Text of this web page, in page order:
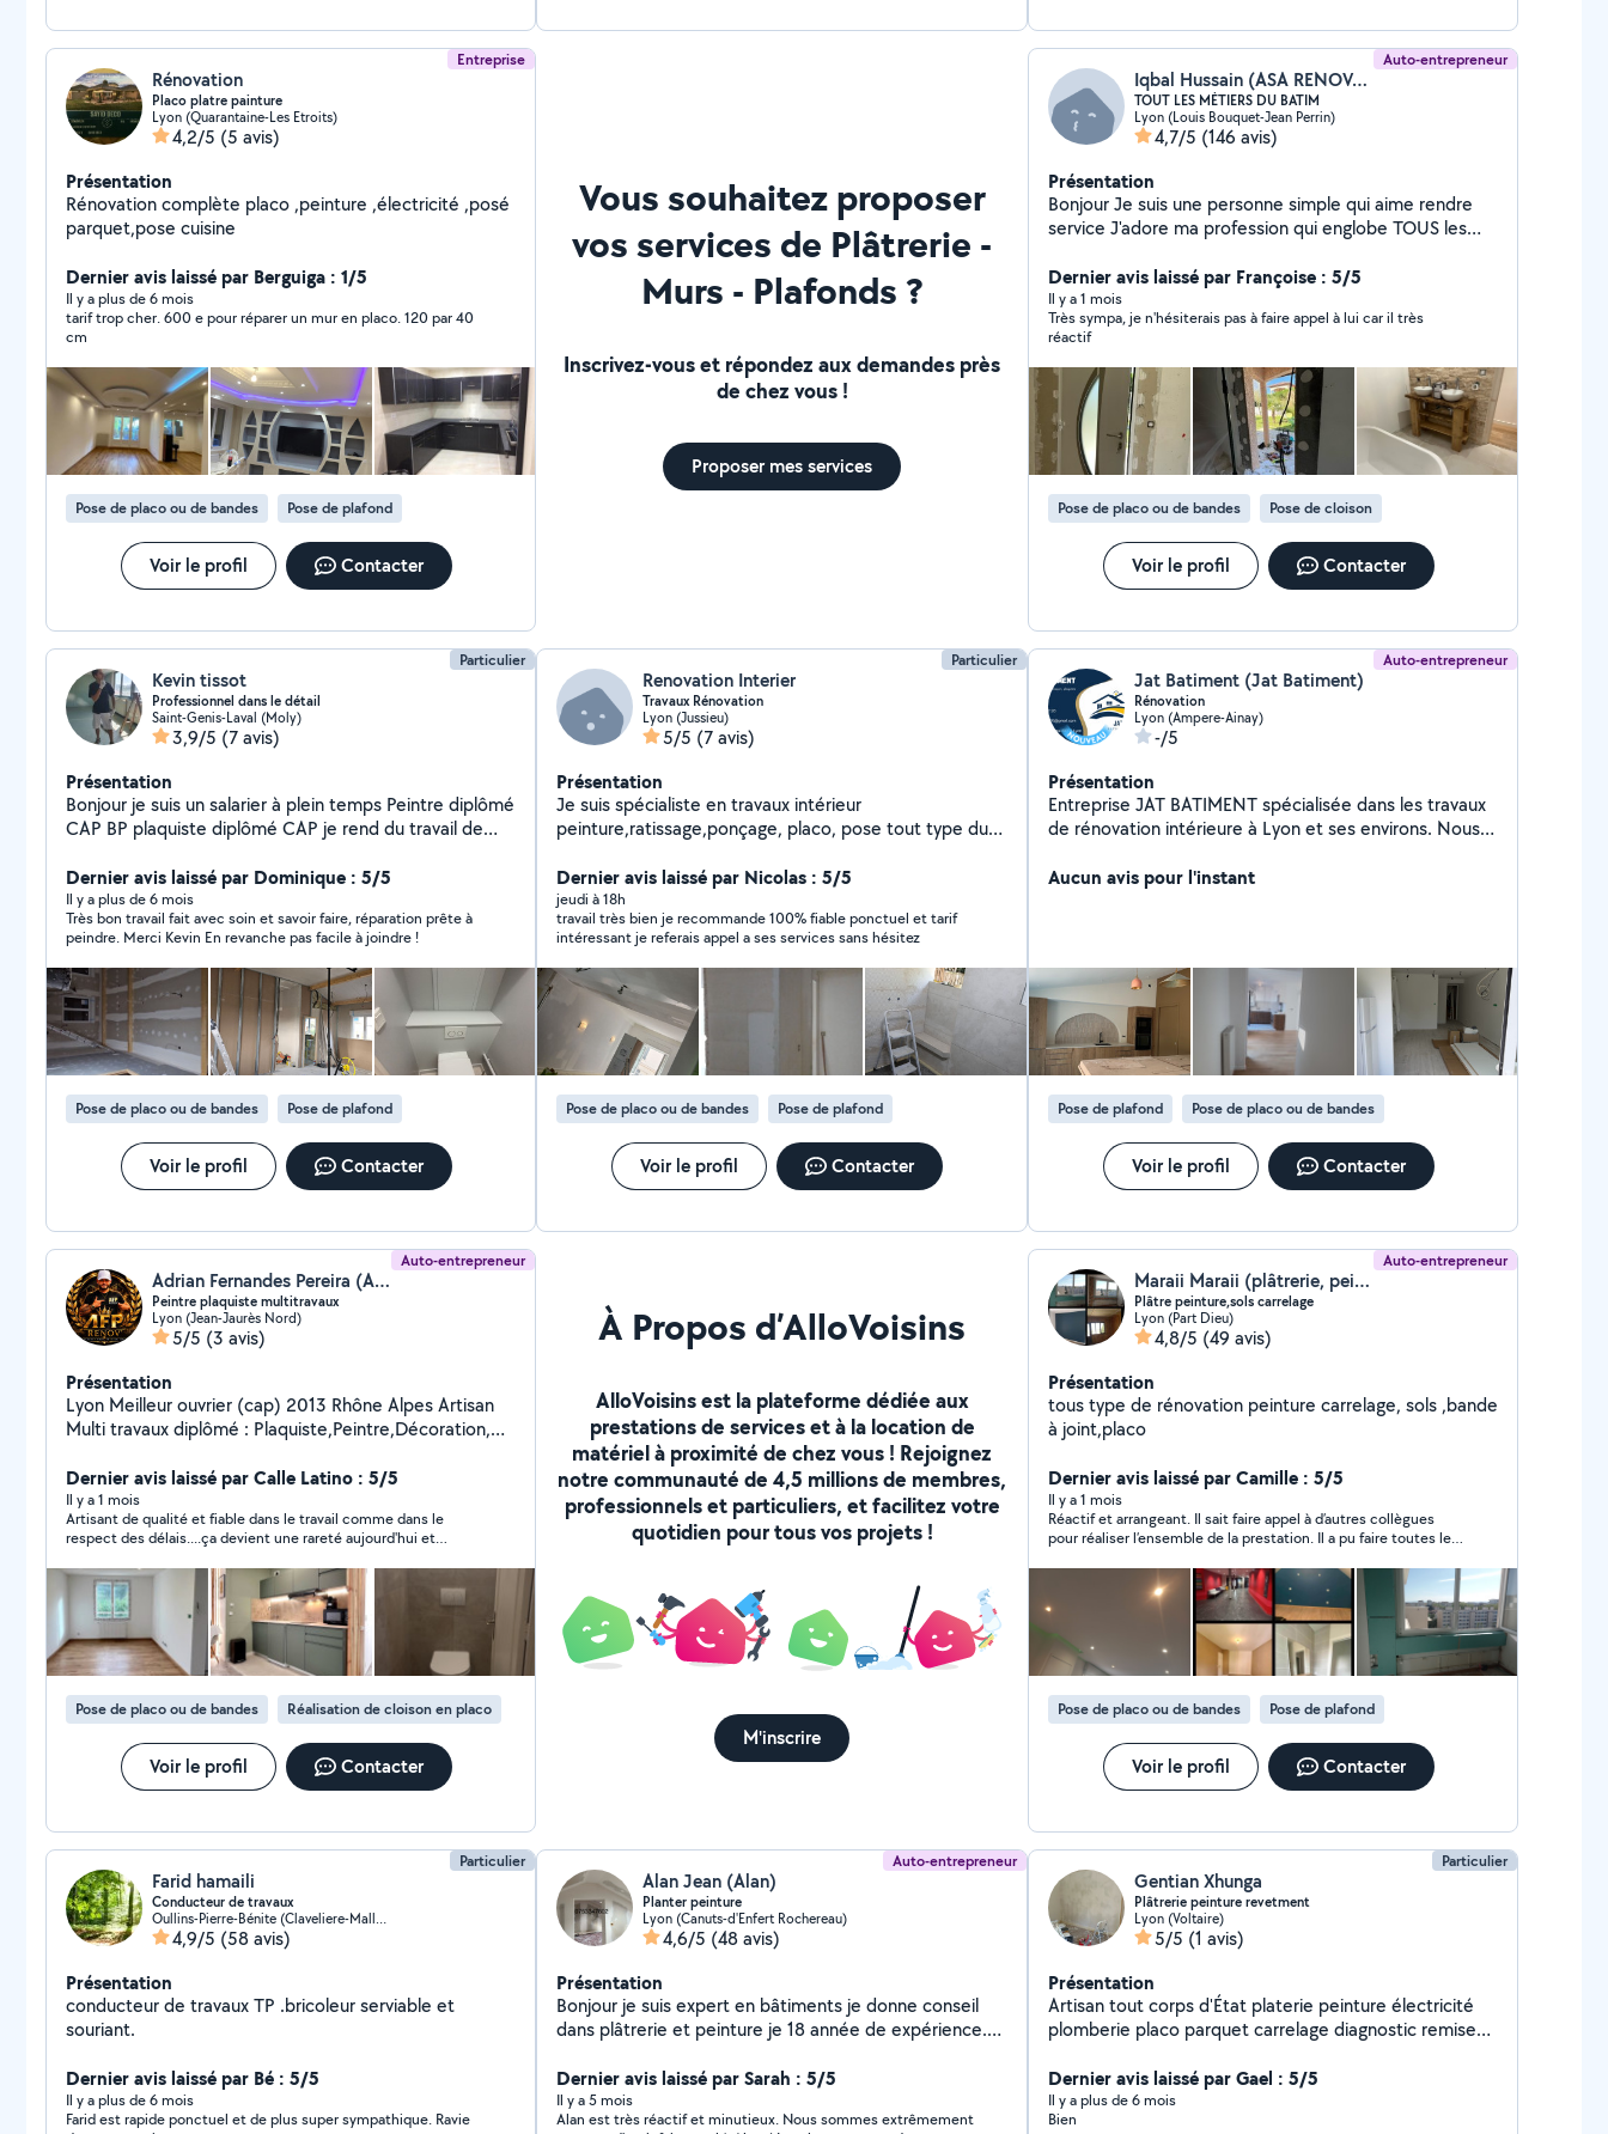
Entreprise
Rénovation
Placo platre painture
Lyon (Quarantaine-Les Etroits)
4,2/5 (5 avis)
Présentation
Rénovation complète placo ,peinture ,électricité ,posé
parquet,pose cuisine
Dernier avis laissé par Berguiga : 1/5
Il y a plus de 6 mois
tarif trop cher. 600 e pour réparer un mur en placo. 120 par 40
cm
Pose de placo ou de bandes Pose de plafond
Voir le profil Contacter
Vous souhaitez proposer
vos services de Plâtrerie -
Murs - Plafonds ?
Inscrivez-vous et répondez aux demandes près
de chez vous !
Proposer mes services
Auto-entrepreneur
Iqbal Hussain (ASA RENOVATION BÂTIMENT)
TOUT LES MÉTIERS DU BATIM
Lyon (Louis Bouquet-Jean Perrin)
4,7/5 (146 avis)
Présentation
Bonjour Je suis une personne simple qui aime rendre
service J'adore ma profession qui englobe TOUS les
depuis plus de 20 ans En passant par les choses les
plus simples aux plus complexes je saurais vous donner
entière satisfaction et bien plus encore Passionné
d'électronique et de bricolage avec création de
meubles en tout genre, j'aime également la photo
vidéo ainsi que l'aquariophilie Au plaisir de vous
connaître
Dernier avis laissé par Françoise : 5/5
Il y a 1 mois
Très sympa, je n'hésiterais pas à faire appel à lui car il très
réactif
Pose de placo ou de bandes Pose de cloison
Voir le profil Contacter
Particulier
Kevin tissot
Professionnel dans le détail
Saint-Genis-Laval (Moly)
3,9/5 (7 avis)
Présentation
Bonjour je suis un salarier à plein temps Peintre diplômé
CAP BP plaquiste diplômé CAP je rend du travail de
Dernier avis laissé par Dominique : 5/5
Il y a plus de 6 mois
Très bon travail fait avec soin et savoir faire, réparation prête à
peindre. Merci Kevin En revanche pas facile à joindre !
Pose de placo ou de bandes Pose de plafond
Voir le profil Contacter
Particulier
Renovation Interier
Travaux Rénovation
Lyon (Jussieu)
5/5 (7 avis)
Présentation
Je suis spécialiste en travaux intérieur
peinture,ratissage,ponçage, placo, pose tout type du
Dernier avis laissé par Nicolas : 5/5
jeudi à 18h
travail très bien je recommande 100% fiable ponctuel et tarif
intéressant je referais appel a ses services sans hésitez
Pose de placo ou de bandes Pose de plafond
Voir le profil Contacter
Auto-entrepreneur
Jat Batiment (Jat Batiment)
Rénovation
Lyon (Ampere-Ainay)
-/5
Présentation
Entreprise JAT BATIMENT spécialisée dans les travaux
de rénovation intérieure à Lyon et ses environs. Nous
plâtre (placo), pose de carrelage et parquet. Travail
Aucun avis pour l'instant
Pose de plafond Pose de placo ou de bandes
Voir le profil Contacter
Auto-entrepreneur
Adrian Fernandes Pereira (AFPRENOV)
Peintre plaquiste multitravaux
Lyon (Jean-Jaurès Nord)
5/5 (3 avis)
Présentation
Lyon Meilleur ouvrier (cap) 2013 Rhône Alpes Artisan
Multi travaux diplômé : Plaquiste,Peintre,Décoration,
Dernier avis laissé par Calle Latino : 5/5
Il y a 1 mois
Artisant de qualité et fiable dans le travail comme dans le
respect des délais....ça devient une rareté aujourd'hui et
m'a conseillé et plus que satisfait sur toute la ligne de mes
attentes.
Pose de placo ou de bandes Réalisation de cloison en placo
Voir le profil Contacter
À Propos d’AlloVoisins
AlloVoisins est la plateforme dédiée aux
prestations de services et à la location de
matériel à proximité de chez vous ! Rejoignez
notre communauté de 4,5 millions de membres,
professionnels et particuliers, et facilitez votre
quotidien pour tous vos projets !
M'inscrire
Auto-entrepreneur
Maraii Maraii (plâtrerie, peinture, revêtement sols.murs)
Plâtre peinture,sols carrelage
Lyon (Part Dieu)
4,8/5 (49 avis)
Présentation
tous type de rénovation peinture carrelage, sols ,bande
à joint,placo
Dernier avis laissé par Camille : 5/5
Il y a 1 mois
Réactif et arrangeant. Il sait faire appel à d’autres collègues
pour réaliser l’ensemble de la prestation. Il a pu faire toutes les
quelqu’un pour des meubles et portes sur mesure. La verrière a
été faite et installé par une autre entreprise. Merci !
Pose de placo ou de bandes Pose de plafond
Voir le profil Contacter
Particulier
Farid hamaili
Conducteur de travaux
Oullins-Pierre-Bénite (Claveliere-Malletiere)
4,9/5 (58 avis)
Présentation
conducteur de travaux TP .bricoleur serviable et
souriant.
Dernier avis laissé par Bé : 5/5
Il y a plus de 6 mois
Farid est rapide ponctuel et de plus super sympathique. Ravie
Auto-entrepreneur
Alan Jean (Alan)
Planter peinture
Lyon (Canuts-d'Enfert Rochereau)
4,6/5 (48 avis)
Présentation
Bonjour je suis expert en bâtiments je donne conseil
dans plâtrerie et peinture je 18 année de expérience.
peintre , bouche le trou, plafond démontable,
démolition, pause parket flottante ,faux plafonds Placo
.ratissage.ponçage isolation intérieur.devis gratuit.
Dernier avis laissé par Sarah : 5/5
Il y a 5 mois
Alan est très réactif et minutieux. Nous sommes extrêmement
Particulier
Gentian Xhunga
Plâtrerie peinture revetment
Lyon (Voltaire)
5/5 (1 avis)
Présentation
Artisan tout corps d'État platerie peinture électricité
plomberie placo parquet carrelage diagnostic remise
de cuisine décoration intérieur isolation des combles
maçonnerie construction de mezzanine
Dernier avis laissé par Gael : 5/5
Il y a plus de 6 mois
Bien